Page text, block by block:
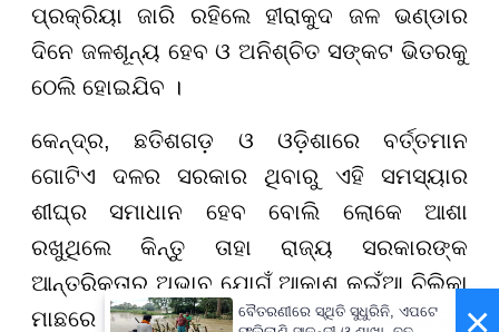
ପ୍ରକ୍ରିୟାଜାରି ରହିଲେହୀରାକୁଦ ଜଳ ଭଣ୍ଡାର
ଦିନେ ଜଳଶୂନ୍ୟ ହେବ ଓ ଅନିଶ୍ଚିତ ସଙ୍କଟଭିତରକୁ
ଠେଲି ହୋଇଯିବ ।
କେନ୍ଦ୍ର, ଛତିଶଗଡ଼ ଓ ଓଡ଼ିଶାରେ ବର୍ତ୍ତମାନ
ଗୋଟିଏ ଦଳର ସରକାର ଥିବାରୁ ଏହି ସମସ୍ୟାର
ଶୀଘ୍ର ସମାଧାନ ହେବ ବୋଲି ଲୋକେ ଆଶା
ରଖୁଥିଲେ କିନ୍ତୁ ତାହା ରାଜ୍ୟ ସରକାରଙ୍କ
ଆନ୍ତରିକତାର ଅଭାବ ଯୋଗୁଁ ଆକାଶ କଇଁଆ ଚିଲିକା
ମାଛରେ ପରିଣତ ହୋଇଛି । ରାଜ୍ୟ ସରକାର କେବଳ
ବୈତରଣୀରେ ସ୍ଥିତି ସୁଧୁରିନି, ଏପଟେ